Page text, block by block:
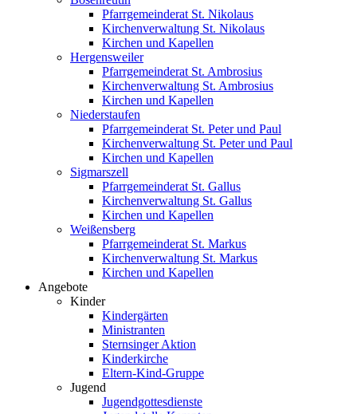
Pfarrgemeinderat St. Nikolaus
Kirchenverwaltung St. Nikolaus
Kirchen und Kapellen
Hergensweiler
Pfarrgemeinderat St. Ambrosius
Kirchenverwaltung St. Ambrosius
Kirchen und Kapellen
Niederstaufen
Pfarrgemeinderat St. Peter und Paul
Kirchenverwaltung St. Peter und Paul
Kirchen und Kapellen
Sigmarszell
Pfarrgemeinderat St. Gallus
Kirchenverwaltung St. Gallus
Kirchen und Kapellen
Weißensberg
Pfarrgemeinderat St. Markus
Kirchenverwaltung St. Markus
Kirchen und Kapellen
Angebote
Kinder
Kindergärten
Ministranten
Sternsinger Aktion
Kinderkirche
Eltern-Kind-Gruppe
Jugend
Jugendgottesdienste